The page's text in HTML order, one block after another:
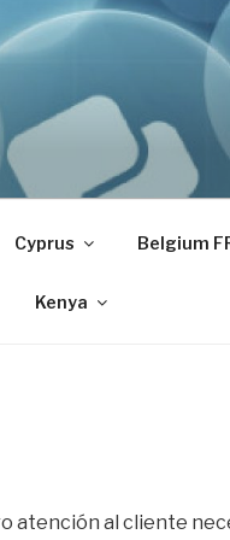
Cyprus Belgium
Kenya
atención al cliente